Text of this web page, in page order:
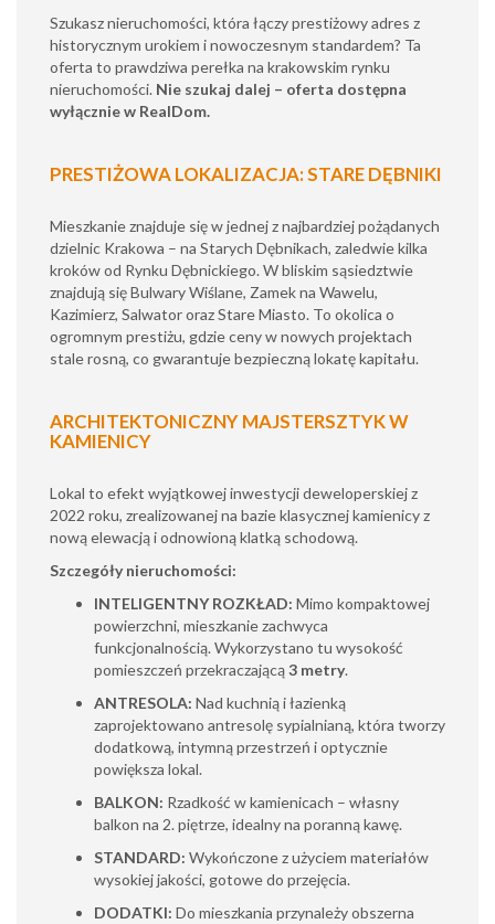
Szukasz nieruchomości, która łączy prestiżowy adres z
historycznym urokiem i nowoczesnym standardem? Ta
oferta to prawdziwa perełka na krakowskim rynku
nieruchomości. Nie szukaj dalej – oferta dostępna
wyłącznie w RealDom.
PRESTIŻOWA LOKALIZACJA: STARE DĘBNIKI
Mieszkanie znajduje się w jednej z najbardziej pożądanych
dzielnic Krakowa – na Starych Dębnikach, zaledwie kilka
kroków od Rynku Dębnickiego. W bliskim sąsiedztwie
znajdują się Bulwary Wiślane, Zamek na Wawelu,
Kazimierz, Salwator oraz Stare Miasto. To okolica o
ogromnym prestiżu, gdzie ceny w nowych projektach
stale rosną, co gwarantuje bezpieczną lokatę kapitału.
ARCHITEKTONICZNY MAJSTERSZTYK W
KAMIENICY
Lokal to efekt wyjątkowej inwestycji deweloperskiej z
2022 roku, zrealizowanej na bazie klasycznej kamienicy z
nową elewacją i odnowioną klatką schodową.
Szczegóły nieruchomości:
INTELIGENTNY ROZKŁAD: Mimo kompaktowej
powierzchni, mieszkanie zachwyca
funkcjonalnością. Wykorzystano tu wysokość
pomieszczeń przekraczającą3 metry.
ANTRESOLA: Nad kuchnią i łazienką
zaprojektowano antresolę sypialnianą, która tworzy
dodatkową, intymną przestrzeń i optycznie
powiększa lokal.
BALKON: Rzadkość w kamienicach – własny
balkon na 2. piętrze, idealny na poranną kawę.
STANDARD: Wykończone z użyciem materiałów
wysokiej jakości, gotowe do przejęcia.
DODATKI: Do mieszkania przynależy obszerna